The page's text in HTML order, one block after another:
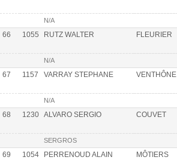
N/A
66 1055 RUTZ WALTER FLEURIER
N/A
67 1157 VARRAY STEPHANE VENTHÔNE
N/A
68 1230 ALVARO SERGIO COUVET
SERGROS
69 1054 PERRENOUD ALAIN MÔTIERS